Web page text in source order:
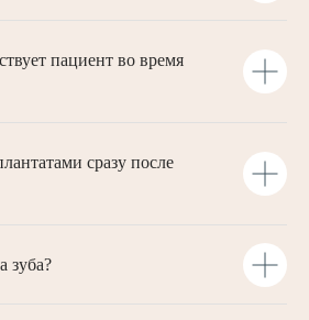
пациент во время
сразу после
зуба?